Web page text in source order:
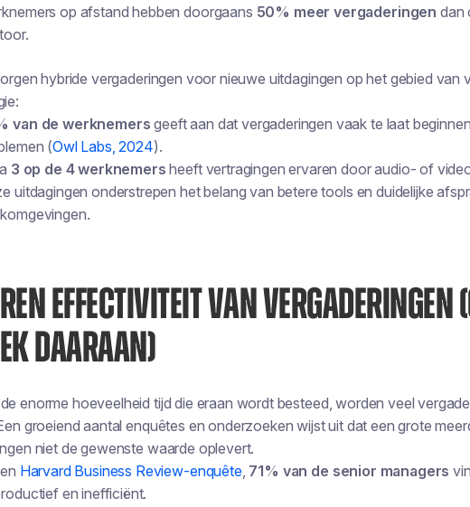
op afstand hebben doorgaans 50% meer vergaderingen dan
hybride vergaderingen voor nieuwe uitdagingen op het gebied van
van de werknemers geeft aan dat vergaderingen vaak te laat
(Owl Labs, 2024).
3 op de 4 werknemers heeft vertragingen ervaren door audio- of
uitdagingen onderstrepen het belang van betere tools en duidelijke
EFFECTIVITEIT VAN VERGADERINGEN
DAARAAN)
enorme hoeveelheid tijd die eraan wordt besteed, worden veel
groeiend aantal enquêtes en onderzoeken wijst uit dat een grote
niet de gewenste waarde oplevert.
Harvard Business Review-enquête, 71% van de senior managers
en inefficiënt.